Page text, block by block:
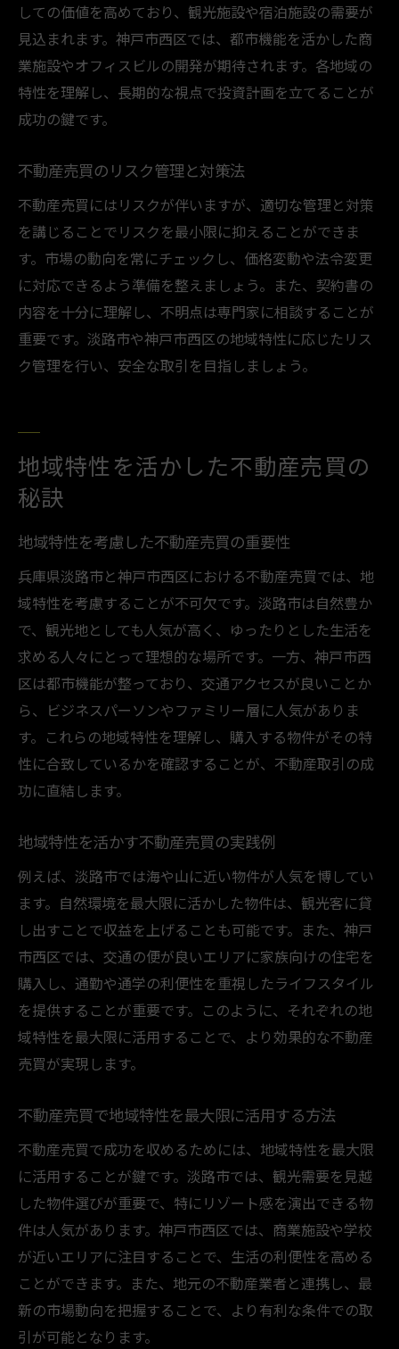
しての価値を高めており、観光施設や宿泊施設の需要が
見込まれます。神戸市西区では、都市機能を活かした商
業施設やオフィスビルの開発が期待されます。各地域の
特性を理解し、長期的な視点で投資計画を立てることが
成功の鍵です。
不動産売買のリスク管理と対策法
不動産売買にはリスクが伴いますが、適切な管理と対策
を講じることでリスクを最小限に抑えることができま
す。市場の動向を常にチェックし、価格変動や法令変更
に対応できるよう準備を整えましょう。また、契約書の
内容を十分に理解し、不明点は専門家に相談することが
重要です。淡路市や神戸市西区の地域特性に応じたリス
ク管理を行い、安全な取引を目指しましょう。
地域特性を活かした不動産売買の
秘訣
地域特性を考慮した不動産売買の重要性
兵庫県淡路市と神戸市西区における不動産売買では、地
域特性を考慮することが不可欠です。淡路市は自然豊か
で、観光地としても人気が高く、ゆったりとした生活を
求める人々にとって理想的な場所です。一方、神戸市西
区は都市機能が整っており、交通アクセスが良いことか
ら、ビジネスパーソンやファミリー層に人気がありま
す。これらの地域特性を理解し、購入する物件がその特
性に合致しているかを確認することが、不動産取引の成
功に直結します。
地域特性を活かす不動産売買の実践例
例えば、淡路市では海や山に近い物件が人気を博してい
ます。自然環境を最大限に活かした物件は、観光客に貸
し出すことで収益を上げることも可能です。また、神戸
市西区では、交通の便が良いエリアに家族向けの住宅を
購入し、通勤や通学の利便性を重視したライフスタイル
を提供することが重要です。このように、それぞれの地
域特性を最大限に活用することで、より効果的な不動産
売買が実現します。
不動産売買で地域特性を最大限に活用する方法
不動産売買で成功を収めるためには、地域特性を最大限
に活用することが鍵です。淡路市では、観光需要を見越
した物件選びが重要で、特にリゾート感を演出できる物
件は人気があります。神戸市西区では、商業施設や学校
が近いエリアに注目することで、生活の利便性を高める
ことができます。また、地元の不動産業者と連携し、最
新の市場動向を把握することで、より有利な条件での取
引が可能となります。